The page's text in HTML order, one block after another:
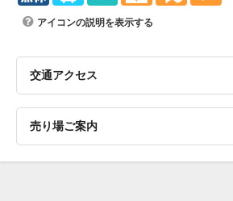
アイコンの説明を表示する
交通アクセス
売り場ご案内